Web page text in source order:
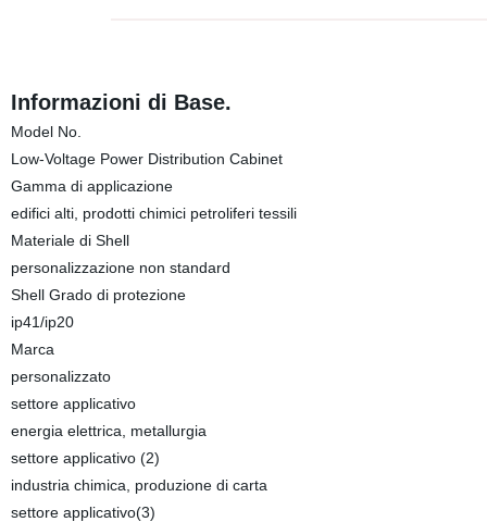
Informazioni di Base.
Model No.
Low-Voltage Power Distribution Cabinet
Gamma di applicazione
edifici alti, prodotti chimici petroliferi tessili
Materiale di Shell
personalizzazione non standard
Shell Grado di protezione
ip41/ip20
Marca
personalizzato
settore applicativo
energia elettrica, metallurgia
settore applicativo (2)
industria chimica, produzione di carta
settore applicativo(3)